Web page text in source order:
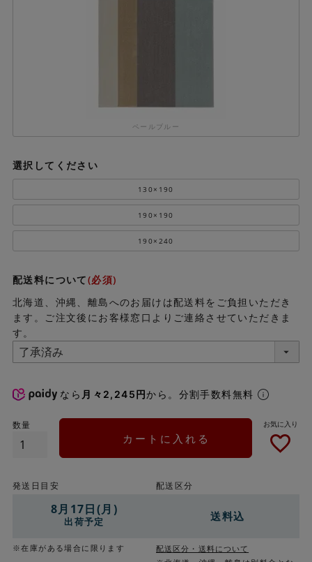
ペールブルー
選択してください
130×190
190×190
190×240
配送料について(必須)
北海道、沖縄、離島へのお届けは配送料をご負担いただき
ます。ご注文後にお客様窓口よりご連絡させていただきま
す。
なら 月々2,245円から。分割手数料無料
カートに入れる
発送日目安
8月17日(月)
出荷予定
※在庫がある場合に限ります
配送区分
送料込
配送区分・送料について